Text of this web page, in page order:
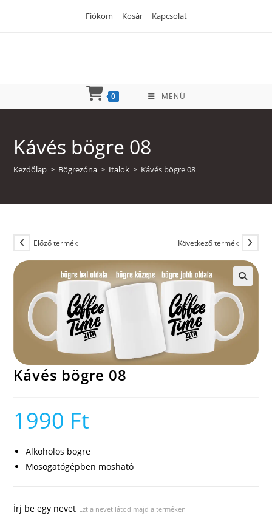
Fiókom Kosár Kapcsolat
0 MENÜ
Kávés bögre 08
Kezdőlap > Bögrezóna > Italok > Kávés bögre 08
Előző termék Következő termék
Kávés bögre 08
1990 Ft
Alkoholos bögre
Mosogatógépben mosható
Írj be egy nevet Ezt a nevet látod majd a terméken